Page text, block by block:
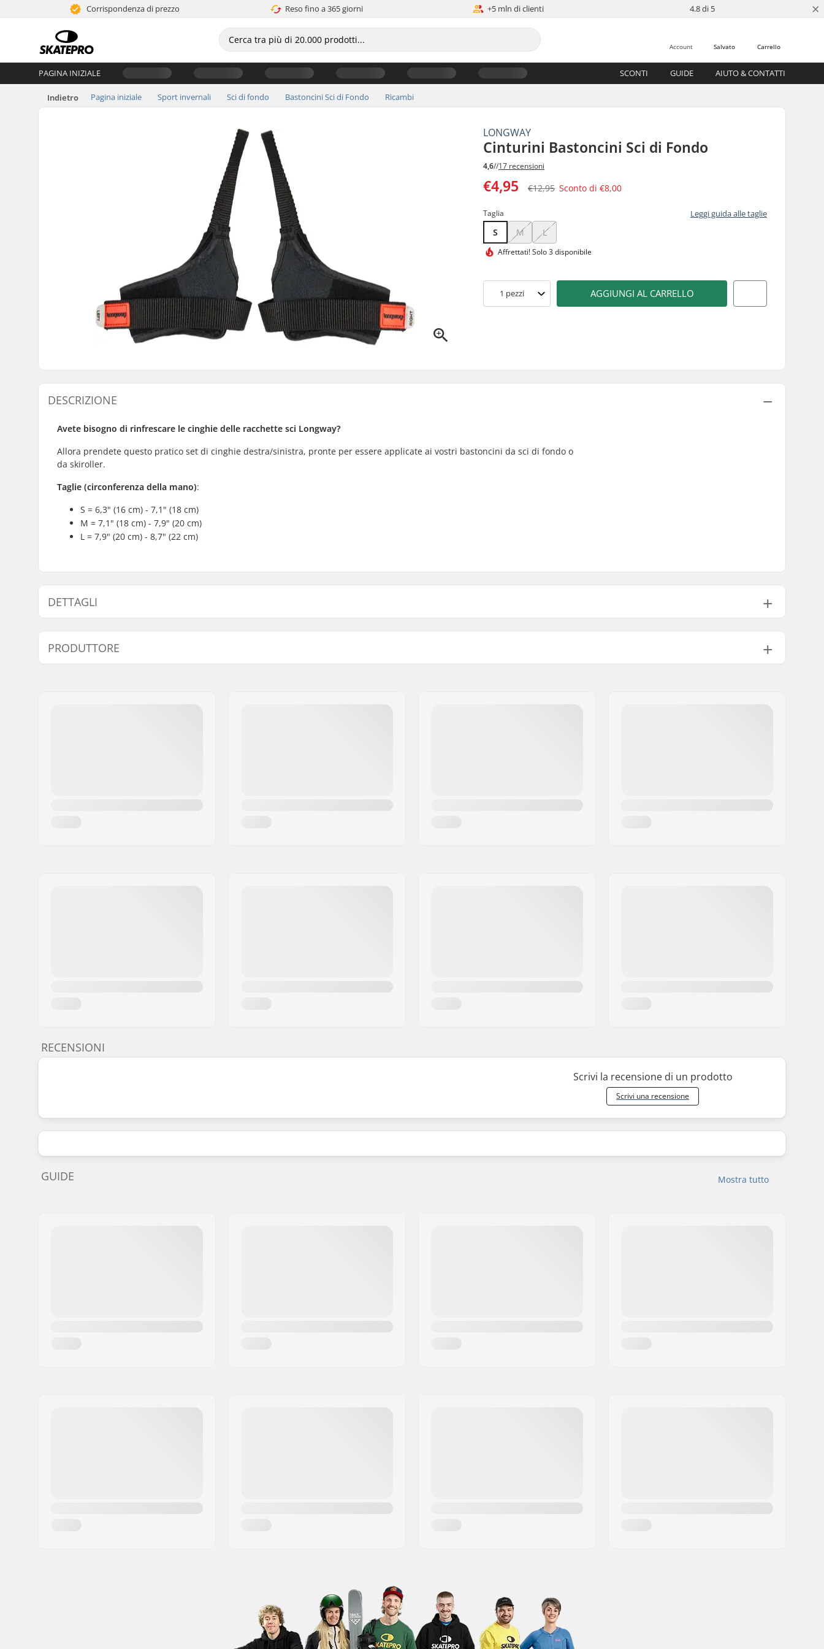
Corrispondenza di prezzo Reso fino a 365 giorni +5 mln di clienti 4.8 di 5 ×
Carrello
Salvato
Account
PAGINA INIZIALE SCONTI GUIDE AIUTO & CONTATTI
Indietro Pagina iniziale Sport invernali Sci di fondo Bastoncini Sci di Fondo Ricambi
LONGWAY
Cinturini Bastoncini Sci di Fondo
4,6//17 recensioni
€4,95 €12,95 Sconto di€8,00
Taglia Leggi guida alle taglie
S M L
Affrettati!Solo 3 disponibile
1 pezzi AGGIUNGI AL CARRELLO
DESCRIZIONE
Avete bisogno di rinfrescare le cinghie delle racchette sci Longway?
Allora prendete questo pratico set di cinghie destra/sinistra, pronte per essere applicate ai vostri bastoncini da sci di fondo o
da skiroller.
Taglie (circonferenza della mano):
S = 6,3" (16 cm) - 7,1" (18 cm)
M = 7,1" (18 cm) - 7,9" (20 cm)
L = 7,9" (20 cm) - 8,7" (22 cm)
DETTAGLI
Pezzi per scatola: 2
PRODUTTORE
RECENSIONI
Scrivi la recensione di un prodotto
Scrivi una recensione
Mostra tutto
GUIDE